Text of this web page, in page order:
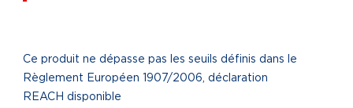
Ce produit ne dépasse pas les seuils définis dans le
Règlement Européen 1907/2006, déclaration
REACH disponible